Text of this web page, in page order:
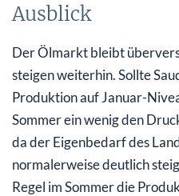
Ausblick
Der Ölmarkt bleibt
steigen weiterhin. Sollte
Produktion auf Januar-
Sommer ein wenig den
da der Eigenbedarf des
normalerweise deutlich
Regel im Sommer die